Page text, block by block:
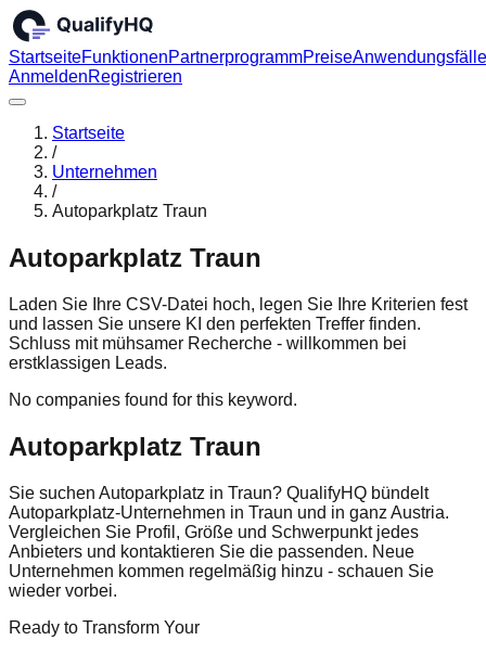
StartseiteFunktionenPartnerprogrammPreiseAnwendungsfälle
AnmeldenRegistrieren
Startseite
/
Unternehmen
/
Autoparkplatz Traun
Autoparkplatz Traun
Laden Sie Ihre CSV-Datei hoch, legen Sie Ihre Kriterien fest
und lassen Sie unsere KI den perfekten Treffer finden.
Schluss mit mühsamer Recherche - willkommen bei
erstklassigen Leads.
No companies found for this keyword.
Autoparkplatz Traun
Sie suchen Autoparkplatz in Traun? QualifyHQ bündelt
Autoparkplatz-Unternehmen in Traun und in ganz Austria.
Vergleichen Sie Profil, Größe und Schwerpunkt jedes
Anbieters und kontaktieren Sie die passenden. Neue
Unternehmen kommen regelmäßig hinzu - schauen Sie
wieder vorbei.
Ready to Transform Your